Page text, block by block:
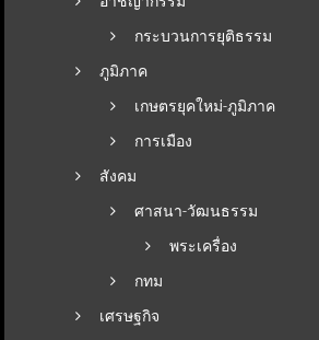
กระบวนการยุติธรรม
ภูมิภาค
เกษตรยุคใหม่-ภูมิภาค
การเมือง
สังคม
ศาสนา-วัฒนธรรม
พระเครื่อง
กทม
เศรษฐกิจ